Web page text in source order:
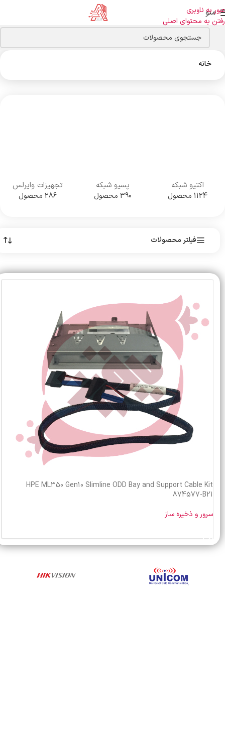
عبور به ناوبری
رفتن به محتوای اصلی
منو
خانه
اکتیو شبکه
1124 محصول
پسیو شبکه
390 محصول
تجهیزات وایرلس
286 محصول
فیلتر محصولات
HPE ML350 Gen10 Slimline ODD Bay and Support Cable Kit
874577-B21
سرور و ذخیره ساز